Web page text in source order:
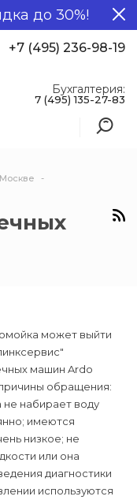
до 30%!
+7 (495) 236-98-19
Бухгалтерия:
7 (495) 135-27-83
может выйти
машин Ardo
обращения:
набирает воду
имеются
низкое; не
или она
диагностики
используются